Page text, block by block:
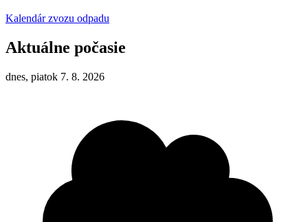
Kalendár zvozu odpadu
Aktuálne počasie
dnes, piatok 7. 8. 2026